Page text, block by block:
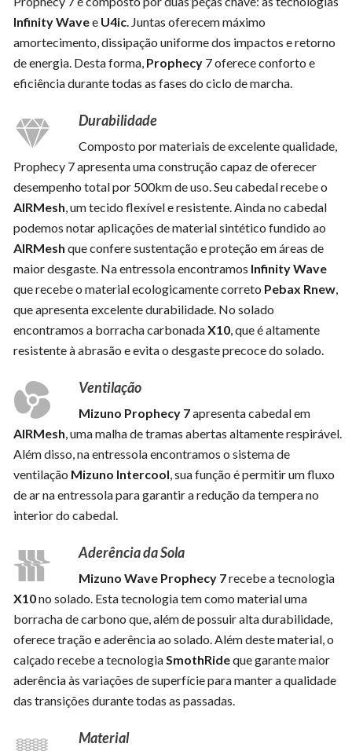
Infinity Wavee U4ic. Juntas oferecem máximo
amortecimento, dissipação uniforme dos impactos e retorno
de energia. Desta forma, Prophecy 7 oferece conforto e
eficiência durante todas as fases do ciclo de marcha.
Durabilidade
Composto por materiais de excelente qualidade,
Prophecy 7 apresenta uma construção capaz de oferecer
desempenho total por 500km de uso. Seu cabedal recebe o
AIRMesh, um tecido flexível e resistente. Ainda no cabedal
podemos notar aplicações de material sintético fundido ao
AIRMesh que confere sustentação e proteção em áreas de
maior desgaste. Na entressola encontramos Infinity Wave
que recebe o material ecologicamente correto Pebax Rnew,
que apresenta excelente durabilidade. No solado
encontramos a borracha carbonadaX10, que é altamente
resistente à abrasão e evita o desgaste precoce do solado.
Ventilação
Mizuno Prophecy 7apresenta cabedal em
AIRMesh, uma malha de tramas abertas altamente respirável.
Além disso, na entressola encontramos o sistema de
ventilação Mizuno Intercool, sua função é permitir um fluxo
de ar na entressola para garantir a redução da tempera no
interior do cabedal.
Aderência da Sola
Mizuno Wave Prophecy 7recebe a tecnologia
X10no solado. Esta tecnologia tem como material uma
borracha de carbono que, além de possuir alta durabilidade,
oferece tração e aderência ao solado. Além deste material, o
calçado recebe a tecnologiaSmothRideque garante maior
aderência às variações de superfície para manter a qualidade
das transições durante todas as passadas.
Material